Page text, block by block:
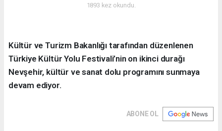
1893 kez okundu.
Kültür ve Turizm Bakanlığı tarafından düzenlenen
Türkiye Kültür Yolu Festivali’nin on ikinci durağı
Nevşehir, kültür ve sanat dolu programını sunmaya
devam ediyor.
ABONE OL